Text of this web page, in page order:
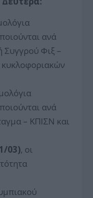
ανά
Συγγρού Φιξ –
ανά
– ΚΠΙΣΝ και
03), οι